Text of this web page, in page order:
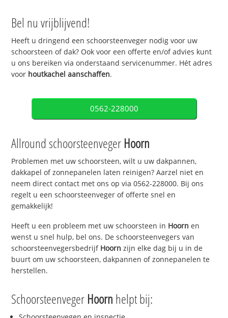
Bel nu vrijblijvend!
Heeft u dringend een schoorsteenveger nodig voor uw
schoorsteen of dak? Ook voor een offerte en/of advies kunt
u ons bereiken via onderstaand servicenummer. Hét adres
voor houtkachel aanschaffen.
0562-228000
Allround schoorsteenveger Hoorn
Problemen met uw schoorsteen, wilt u uw dakpannen,
dakkapel of zonnepanelen laten reinigen? Aarzel niet en
neem direct contact met ons op via 0562-228000. Bij ons
regelt u een schoorsteenveger of offerte snel en
gemakkelijk!
Heeft u een probleem met uw schoorsteen in Hoorn en
wenst u snel hulp, bel ons. De schoorsteenvegers van
schoorsteenvegersbedrijf Hoorn zijn elke dag bij u in de
buurt om uw schoorsteen, dakpannen of zonnepanelen te
herstellen.
Schoorsteenveger Hoorn helpt bij: